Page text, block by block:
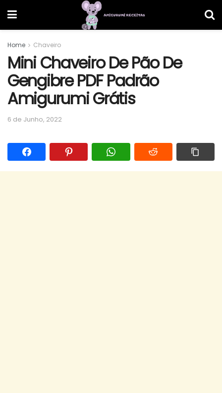
Home Chaveiro
Mini Chaveiro De Pão De
Gengibre PDF Padrão
Amigurumi Grátis
6 de Junho, 2022